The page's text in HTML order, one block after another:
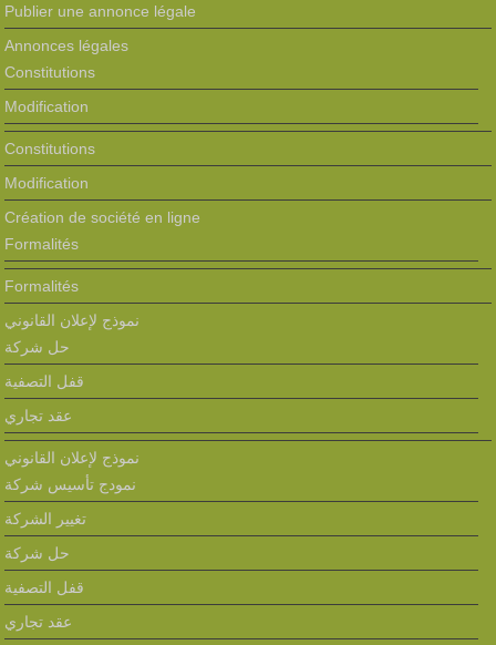
Publier une annonce légale
Annonces légales
Constitutions
Modification
Constitutions
Modification
Création de société en ligne
Formalités
Formalités
نموذج لإعلان القانوني
حل شركة
قفل التصفية
عقد تجاري
نموذج لإعلان القانوني
نمودج تأسيس شركة
تغيير الشركة
حل شركة
قفل التصفية
عقد تجاري